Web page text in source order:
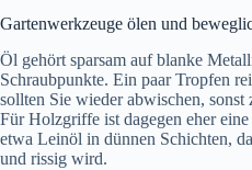
Gartenwerkzeuge ölen und
Öl gehört sparsam auf blanke
Schraubpunkte. Ein paar Tropfen
sollten Sie wieder abwischen, sonst
Für Holzgriffe ist dagegen eher
etwa Leinöl in dünnen Schichten,
und rissig wird.